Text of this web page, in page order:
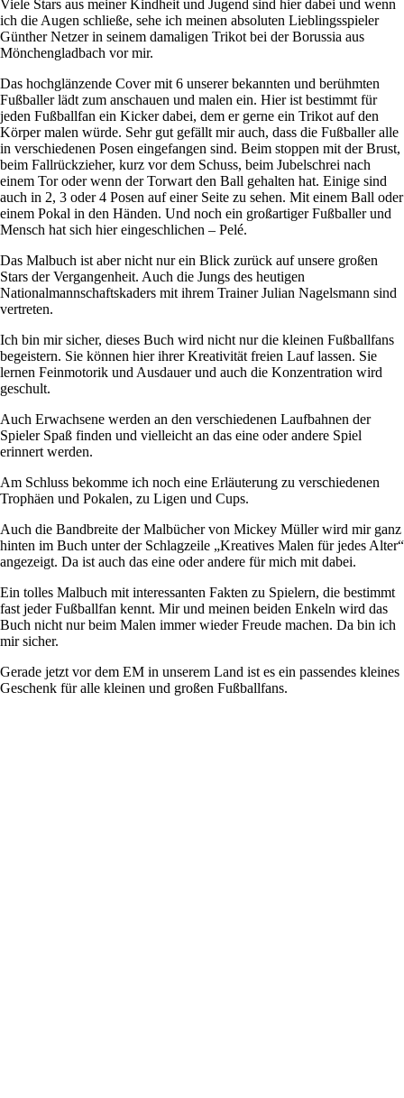
Viele Stars aus meiner Kindheit und Jugend sind hier dabei und wenn
ich die Augen schließe, sehe ich meinen absoluten Lieblingsspieler
Günther Netzer in seinem damaligen Trikot bei der Borussia aus
Mönchengladbach vor mir.
Das hochglänzende Cover mit 6 unserer bekannten und berühmten
Fußballer lädt zum anschauen und malen ein. Hier ist bestimmt für
jeden Fußballfan ein Kicker dabei, dem er gerne ein Trikot auf den
Körper malen würde. Sehr gut gefällt mir auch, dass die Fußballer alle
in verschiedenen Posen eingefangen sind. Beim stoppen mit der Brust,
beim Fallrückzieher, kurz vor dem Schuss, beim Jubelschrei nach
einem Tor oder wenn der Torwart den Ball gehalten hat. Einige sind
auch in 2, 3 oder 4 Posen auf einer Seite zu sehen. Mit einem Ball oder
einem Pokal in den Händen. Und noch ein großartiger Fußballer und
Mensch hat sich hier eingeschlichen – Pelé.
Das Malbuch ist aber nicht nur ein Blick zurück auf unsere großen
Stars der Vergangenheit. Auch die Jungs des heutigen
Nationalmannschaftskaders mit ihrem Trainer Julian Nagelsmann sind
vertreten.
Ich bin mir sicher, dieses Buch wird nicht nur die kleinen Fußballfans
begeistern. Sie können hier ihrer Kreativität freien Lauf lassen. Sie
lernen Feinmotorik und Ausdauer und auch die Konzentration wird
geschult.
Auch Erwachsene werden an den verschiedenen Laufbahnen der
Spieler Spaß finden und vielleicht an das eine oder andere Spiel
erinnert werden.
Am Schluss bekomme ich noch eine Erläuterung zu verschiedenen
Trophäen und Pokalen, zu Ligen und Cups.
Auch die Bandbreite der Malbücher von Mickey Müller wird mir ganz
hinten im Buch unter der Schlagzeile „Kreatives Malen für jedes Alter“
angezeigt. Da ist auch das eine oder andere für mich mit dabei.
Ein tolles Malbuch mit interessanten Fakten zu Spielern, die bestimmt
fast jeder Fußballfan kennt. Mir und meinen beiden Enkeln wird das
Buch nicht nur beim Malen immer wieder Freude machen. Da bin ich
mir sicher.
Gerade jetzt vor dem EM in unserem Land ist es ein passendes kleines
Geschenk für alle kleinen und großen Fußballfans.